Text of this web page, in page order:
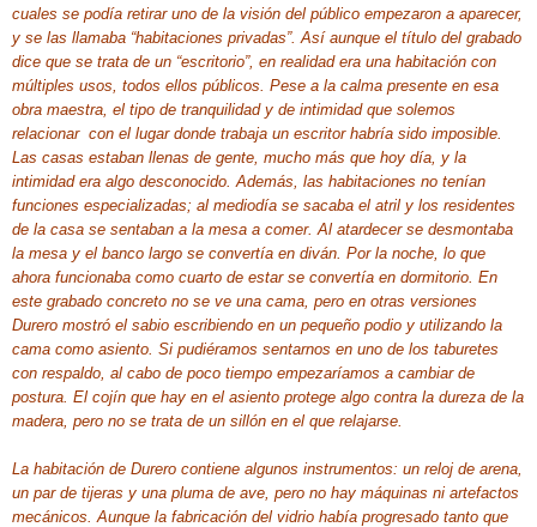
cuales se podía retirar uno de la visión del público empezaron a aparecer,
y se las llamaba “habitaciones privadas”. Así aunque el título del grabado
dice que se trata de un “escritorio”, en realidad era una habitación con
múltiples usos, todos ellos públicos. Pese a la calma presente en esa
obra maestra, el tipo de tranquilidad y de intimidad que solemos
relacionar con el lugar donde trabaja un escritor habría sido imposible.
Las casas estaban llenas de gente, mucho más que hoy día, y la
intimidad era algo desconocido. Además, las habitaciones no tenían
funciones especializadas; al mediodía se sacaba el atril y los residentes
de la casa se sentaban a la mesa a comer. Al atardecer se desmontaba
la mesa y el banco largo se convertía en diván. Por la noche, lo que
ahora funcionaba como cuarto de estar se convertía en dormitorio. En
este grabado concreto no se ve una cama, pero en otras versiones
Durero mostró el sabio escribiendo en un pequeño podio y utilizando la
cama como asiento. Si pudiéramos sentarnos en uno de los taburetes
con respaldo, al cabo de poco tiempo empezaríamos a cambiar de
postura. El cojín que hay en el asiento protege algo contra la dureza de la
madera, pero no se trata de un sillón en el que relajarse.
La habitación de Durero contiene algunos instrumentos: un reloj de arena,
un par de tijeras y una pluma de ave, pero no hay máquinas ni artefactos
mecánicos. Aunque la fabricación del vidrio había progresado tanto que